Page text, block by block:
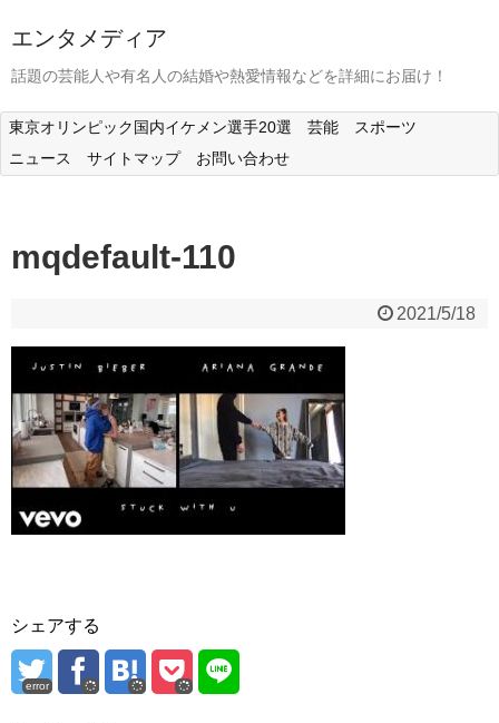
エンタメディア
話題の芸能人や有名人の結婚や熱愛情報などを詳細にお届け！
東京オリンピック国内イケメン選手20選 芸能
スポーツ
ニュース
サイトマップ お問い合わせ
mqdefault-110
2021/5/18
シェアする
error